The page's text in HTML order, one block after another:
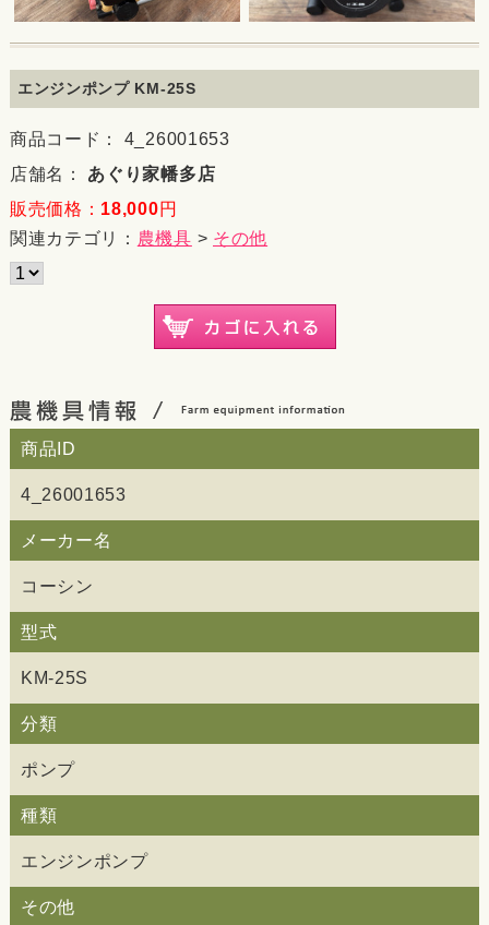
エンジンポンプ KM-25S
商品コード： 4_26001653
店舗名： あぐり家幡多店
販売価格： 18,000円
関連カテゴリ： 農機具 > その他
商品ID
4_26001653
メーカー名
コーシン
型式
KM-25S
分類
ポンプ
種類
エンジンポンプ
その他